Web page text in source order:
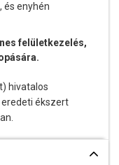
és enyhén
felületkezelés,
hivatalos
ékszert